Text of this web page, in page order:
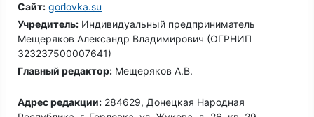
Сайт: gorlovka.su
Учредитель: Индивидуальный предприниматель
Мещеряков Александр Владимирович (ОГРНИП
323237500007641)
Главный редактор: Мещеряков А.В.
Адрес редакции: 284629, Донецкая Народная